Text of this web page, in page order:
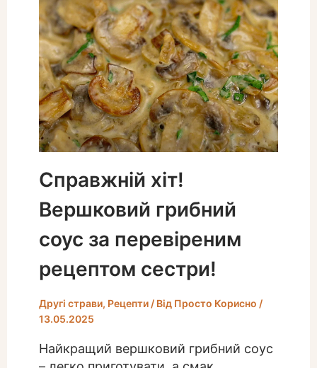
Справжній хіт!
Вершковий грибний
соус за перевіреним
рецептом сестри!
Другі страви, Рецепти/ Від Просто Корисно /
13.05.2025
Найкращий вершковий грибний соус